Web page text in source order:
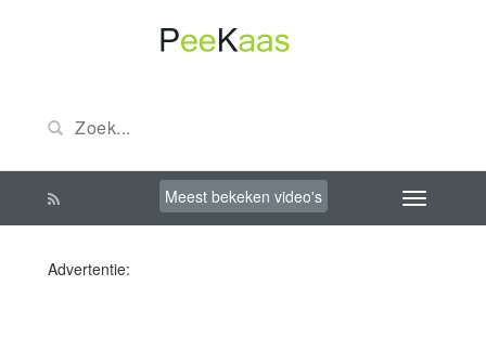
Meest bekeken video's
Advertentie: